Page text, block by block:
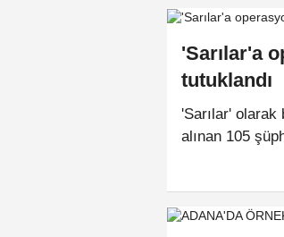
'Sarılar'a
tutuklandı
'Sarılar' olarak
alınan 105